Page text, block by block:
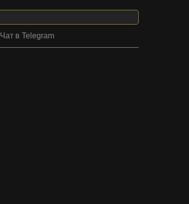
Чат в Telegram